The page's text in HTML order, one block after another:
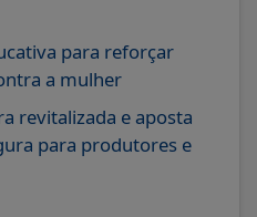
para reforçar
a mulher
revitalizada e aposta
para produtores e